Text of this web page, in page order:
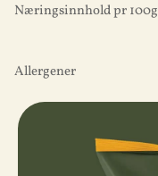
Næringsinnhold pr 100g
Allergener